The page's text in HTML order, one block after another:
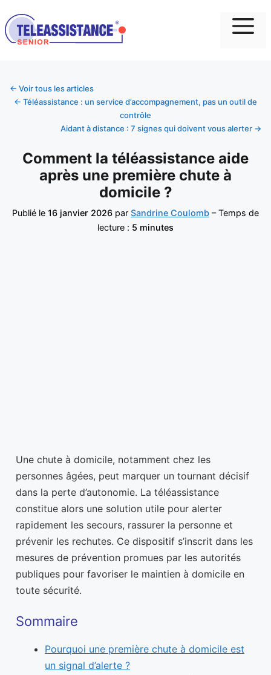
← Voir tous les articles
← Téléassistance : un service d’accompagnement, pas un outil de
contrôle
Aidant à distance : 7 signes qui doivent vous alerter →
Comment la téléassistance aide
après une première chute à
domicile ?
Publié le 16 janvier 2026 par Sandrine Coulomb – Temps de
lecture : 5 minutes
Une chute à domicile, notamment chez les
personnes âgées, peut marquer un tournant décisif
dans la perte d’autonomie. La téléassistance
constitue alors une solution utile pour alerter
rapidement les secours, rassurer la personne et
prévenir les rechutes. Ce dispositif s’inscrit dans les
mesures de prévention promues par les autorités
publiques pour favoriser le maintien à domicile en
toute sécurité.
Sommaire
Pourquoi une première chute à domicile est
un signal d’alerte ?